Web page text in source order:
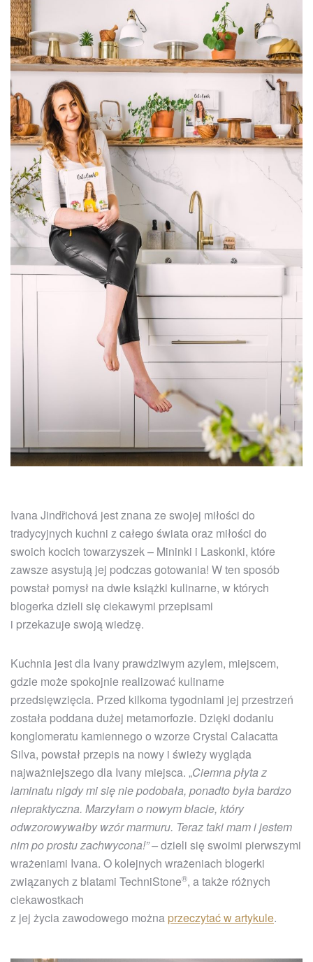
Ivana Jindřichová jest znana ze swojej miłości do
tradycyjnych kuchni z całego świata oraz miłości do
swoich kocich towarzyszek – Mininki i Laskonki, które
zawsze asystują jej podczas gotowania! W ten sposób
powstał pomysł na dwie książki kulinarne, w których
blogerka dzieli się ciekawymi przepisami
i przekazuje swoją wiedzę.
Kuchnia jest dla Ivany prawdziwym azylem, miejscem,
gdzie może spokojnie realizować kulinarne
przedsięwzięcia. Przed kilkoma tygodniami jej przestrzeń
została poddana dużej metamorfozie. Dzięki dodaniu
konglomeratu kamiennego o wzorze Crystal Calacatta
Silva, powstał przepis na nowy i świeży wygląda
najważniejszego dla Ivany miejsca. „Ciemna płyta z
laminatu nigdy mi się nie podobała, ponadto była bardzo
niepraktyczna. Marzyłam o nowym blacie, który
odwzorowywałby wzór marmuru. Teraz taki mam i jestem
nim po prostu zachwycona!” –dzieli się swoimi pierwszymi
wrażeniami Ivana. O kolejnych wrażeniach blogerki
związanych z blatami TechniStone®, a także różnych
ciekawostkach
z jej życia zawodowego można przeczytać w artykule.